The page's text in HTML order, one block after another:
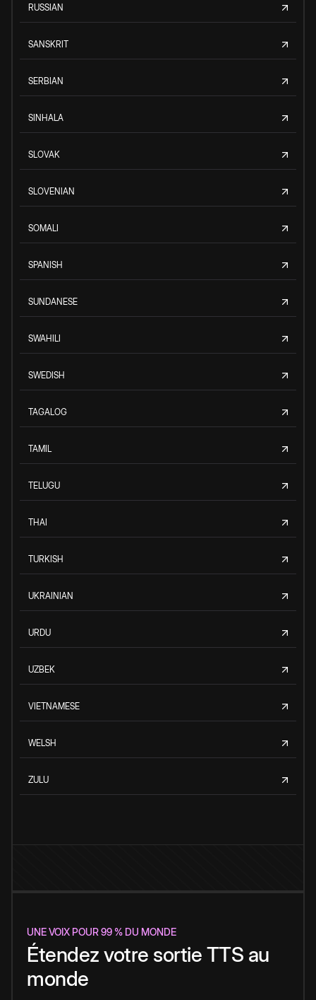
RUSSIAN
SANSKRIT
SERBIAN
SINHALA
SLOVAK
SLOVENIAN
SOMALI
SPANISH
SUNDANESE
SWAHILI
SWEDISH
TAGALOG
TAMIL
TELUGU
THAI
TURKISH
UKRAINIAN
URDU
UZBEK
VIETNAMESE
WELSH
ZULU
UNE VOIX POUR 99 % DU MONDE
Étendez votre sortie TTS au
monde